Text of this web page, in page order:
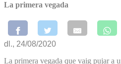
La primera vegada
dl., 24/08/2020
La primera vegada que vaig pujar a